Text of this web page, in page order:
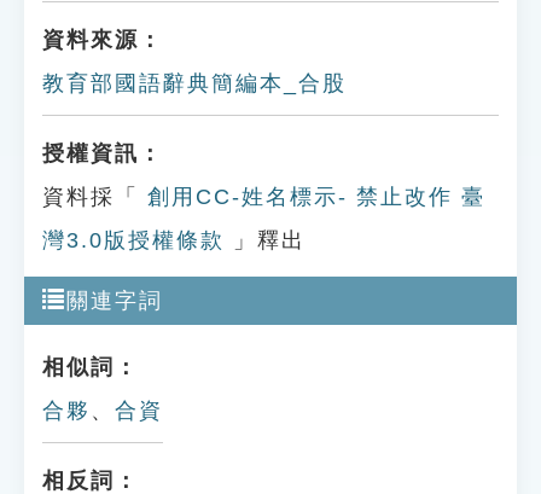
資料來源：
教育部國語辭典簡編本_合股
授權資訊：
資料採「
創用CC-姓名標示- 禁止改作 臺
灣3.0版授權條款
」釋出
關連字詞
相似詞：
合夥 、 合資
相反詞：